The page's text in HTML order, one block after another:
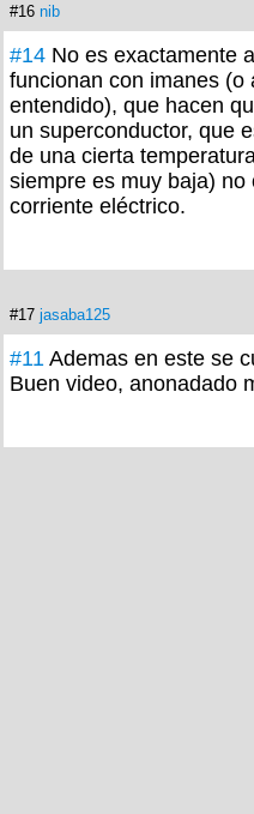
#16 nib
#14 No es exactamente
funcionan con imanes (o
entendido), que hacen
un superconductor, que
de una cierta
siempre es muy baja) no
corriente eléctrico.
#17 jasaba125
#11 Ademas en este se
Buen video, anonadado